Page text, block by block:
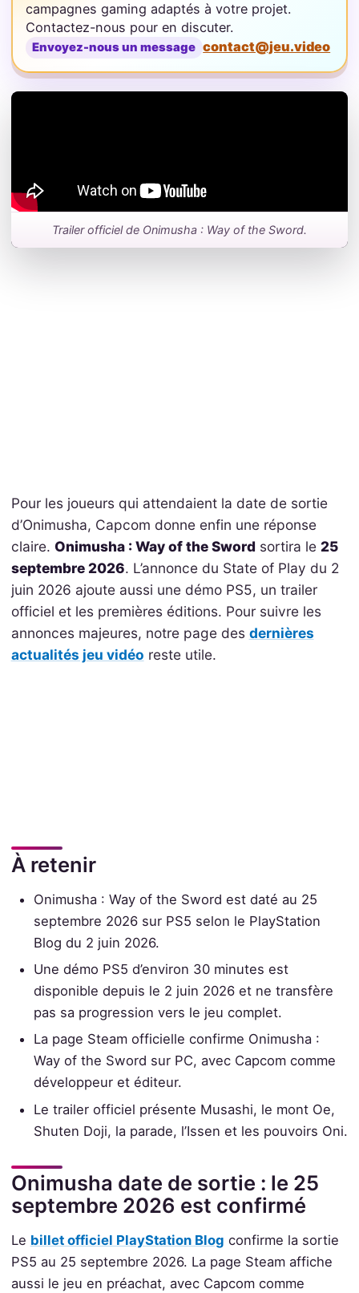
campagnes gaming adaptés à votre projet.
Contactez-nous pour en discuter.
Envoyez-nous un message contact@jeu.video
Trailer officiel de Onimusha : Way of the Sword.
Pour les joueurs qui attendaient la date de sortie
d’Onimusha, Capcom donne enfin une réponse
claire. Onimusha : Way of the Sword sortira le 25
septembre 2026. L’annonce du State of Play du 2
juin 2026 ajoute aussi une démo PS5, un trailer
officiel et les premières éditions. Pour suivre les
annonces majeures, notre page des dernières
actualités jeu vidéo reste utile.
À retenir
Onimusha : Way of the Sword est daté au 25
septembre 2026 sur PS5 selon le PlayStation
Blog du 2 juin 2026.
Une démo PS5 d’environ 30 minutes est
disponible depuis le 2 juin 2026 et ne transfère
pas sa progression vers le jeu complet.
La page Steam officielle confirme Onimusha :
Way of the Sword sur PC, avec Capcom comme
développeur et éditeur.
Le trailer officiel présente Musashi, le mont Oe,
Shuten Doji, la parade, l’Issen et les pouvoirs Oni.
Onimusha date de sortie : le 25
septembre 2026 est confirmé
Le billet officiel PlayStation Blog confirme la sortie
PS5 au 25 septembre 2026. La page Steam affiche
aussi le jeu en préachat, avec Capcom comme